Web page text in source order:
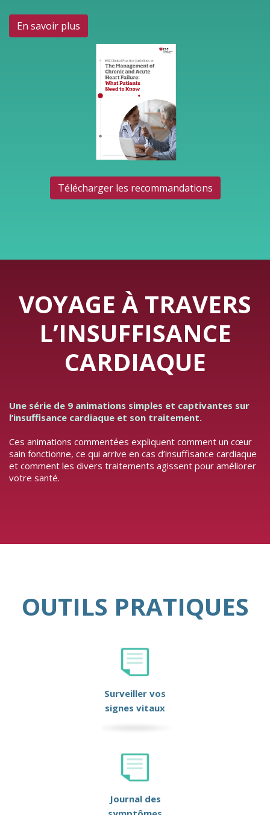
En savoir plus
Télécharger les recommandations
VOYAGE À TRAVERS
L’INSUFFISANCE
CARDIAQUE
Une série de 9 animations simples et captivantes sur
l’insuffisance cardiaque et son traitement.
Ces animations commentées expliquent comment un cœur
sain fonctionne, ce qui arrive en cas d’insuffisance cardiaque
et comment les divers traitements agissent pour améliorer
votre santé.
OUTILS PRATIQUES
Surveiller vos
signes vitaux
Journal des